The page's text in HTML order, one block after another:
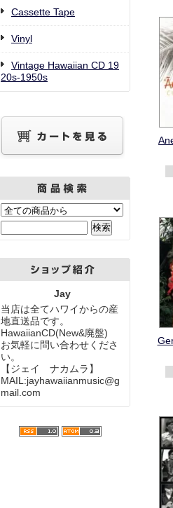
Cassette Tape
Vinyl
Vintage Hawaiian CD 19
20s-1950s
Jay
当店は全てハワイからの産
地直送品です。
HawaiianCD(New&廃盤)
お気軽に問い合わせくださ
い。
【ジェイ ナカムラ】
MAIL:jayhawaiianmusic@g
mail.com